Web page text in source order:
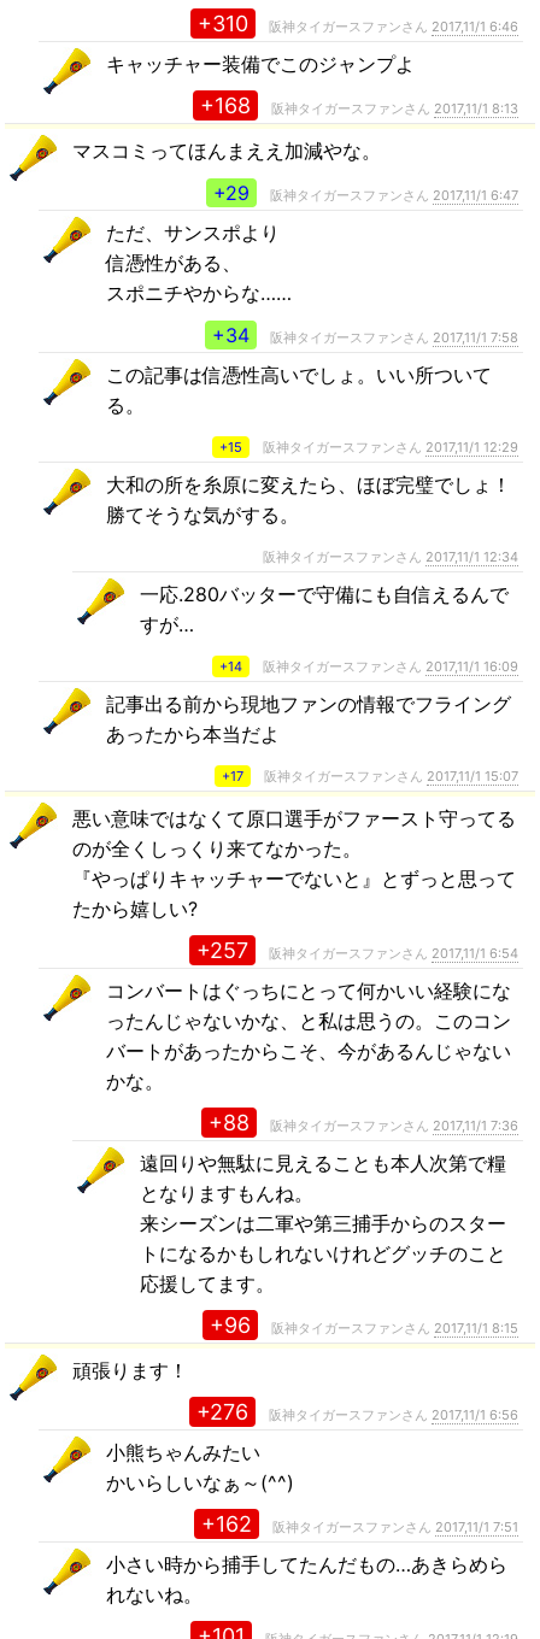
+310 阪神タイガースファンさん 2017,11/1 6:46
キャッチャー装備でこのジャンプよ
+168 阪神タイガースファンさん 2017,11/1 8:13
マスコミってほんまええ加減やな。
+29
阪神タイガースファンさん 2017,11/1 6:47
ただ、サンスポより
信憑性がある、
スポニチやからな……
+34
阪神タイガースファンさん 2017,11/1 7:58
この記事は信憑性高いでしょ。いい所ついて
る。
+15 阪神タイガースファンさん 2017,11/1 12:29
大和の所を糸原に変えたら、ほぼ完璧でしょ！
勝てそうな気がする。
阪神タイガースファンさん 2017,11/1 12:34
一応.280バッターで守備にも自信えるんで
すが…
+14 阪神タイガースファンさん 2017,11/1 16:09
記事出る前から現地ファンの情報でフライング
あったから本当だよ
+17 阪神タイガースファンさん 2017,11/1 15:07
悪い意味ではなくて原口選手がファースト守ってる
のが全くしっくり来てなかった。
『やっぱりキャッチャーでないと』とずっと思って
たから嬉しい?
+257 阪神タイガースファンさん 2017,11/1 6:54
コンバートはぐっちにとって何かいい経験にな
ったんじゃないかな、と私は思うの。このコン
バートがあったからこそ、今があるんじゃない
かな。
+88 阪神タイガースファンさん 2017,11/1 7:36
遠回りや無駄に見えることも本人次第で糧
となりますもんね。
来シーズンは二軍や第三捕手からのスター
トになるかもしれないけれどグッチのこと
応援してます。
+96 阪神タイガースファンさん 2017,11/1 8:15
頑張ります！
+276 阪神タイガースファンさん 2017,11/1 6:56
小熊ちゃんみたい
かいらしいなぁ～(^^)
+162 阪神タイガースファンさん 2017,11/1 7:51
小さい時から捕手してたんだもの…あきらめら
れないね。